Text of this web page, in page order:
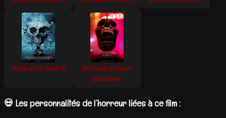
Destination finale 5
Destination Finale
Bloodlines
💀 Les personnalités de l’horreur liées à ce film :